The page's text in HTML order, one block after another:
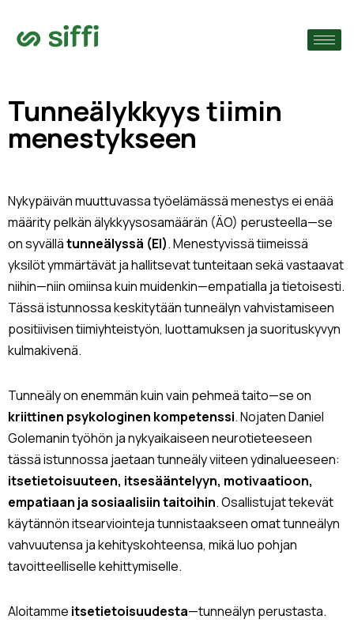
›
Tunneälykkyys tiimin
menestykseen
Nykypäivän muuttuvassa työelämässä menestys ei enää
määrity pelkän älykkyysosamäärän (ÄO) perusteella—se
on syvällätunneälyssä (EI). Menestyvissä tiimeissä
yksilöt ymmärtävät ja hallitsevat tunteitaan sekä vastaavat
niihin—niin omiinsa kuin muidenkin—empatialla ja tietoisesti.
Tässä istunnossa keskitytään tunneälyn vahvistamiseen
positiivisen tiimiyhteistyön, luottamuksen ja suorituskyvyn
kulmakivenä.
Tunneäly on enemmän kuin vain pehmeä taito—se on
kriittinen psykologinen kompetenssi. Nojaten Daniel
Golemanin työhön ja nykyaikaiseen neurotieteeseen
tässä istunnossa jaetaan tunneäly viiteen ydinalueeseen:
itsetietoisuuteen, itsesääntelyyn, motivaatioon,
empatiaan ja sosiaalisiin taitoihin. Osallistujat tekevät
käytännön itsearviointeja tunnistaakseen omat tunneälyn
vahvuutensa ja kehityskohteensa, mikä luo pohjan
tavoitteelliselle kehittymiselle.
Aloitamme itsetietoisuudesta—tunneälyn perustasta.